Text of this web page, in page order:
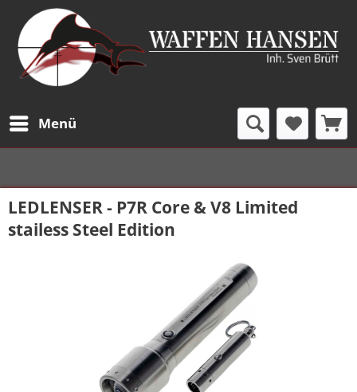
Menü
LEDLENSER - P7R Core & V8 Limited
stailess Steel Edition